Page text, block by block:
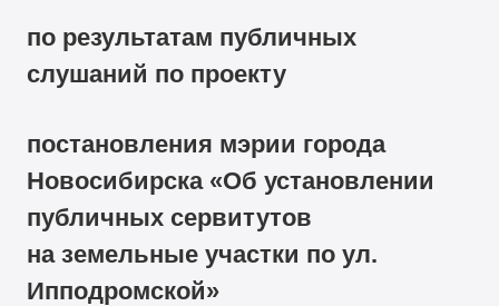
по результатам публичных
слушаний по проекту
постановления мэрии города
Новосибирска «Об установлении
публичных сервитутов
на земельные участки по ул.
Ипподромской»